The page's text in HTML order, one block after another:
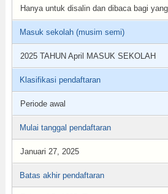
Hanya untuk disalin dan dibaca bagi
Masuk sekolah (musim semi)
2025 TAHUN April MASUK SEKOLAH
Klasifikasi pendaftaran
Periode awal
Mulai tanggal pendaftaran
Januari 27, 2025
Batas akhir pendaftaran